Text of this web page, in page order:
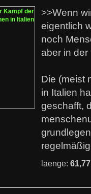
>>Wenn
eigentlich
noch
aber in der
Die (meist
in Italien
geschafft,
regelmäßig
laenge: